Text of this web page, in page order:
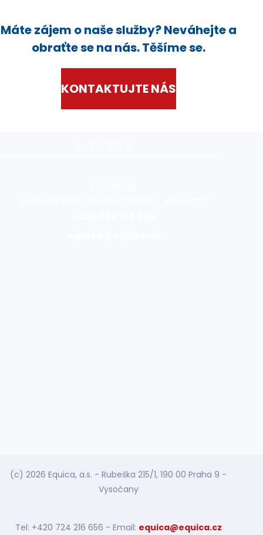
Máte zájem o naše služby? Neváhejte a
obraťte se na nás. Těšíme se.
KONTAKTUJTE NÁS
(c) 2026 Equica, a.s. - Rubeška 215/1, 190 00 Praha 9 -
Vysočany
Tel: +420 724 216 656 - Email: equica@equica.cz